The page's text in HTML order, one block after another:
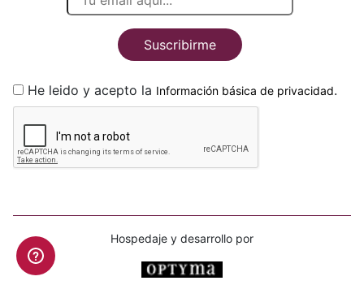
Suscribirme
He leido y acepto la Información básica de privacidad.
Hospedaje y desarrollo por